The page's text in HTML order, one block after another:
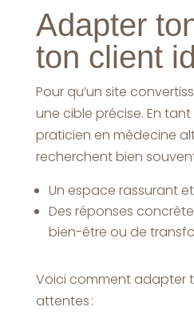
Adapter
ton client
Pour qu’un site
une cible précise. En
praticien en médecine
recherchent bien
Un espace rassurant
Des réponses
bien-être ou de
Voici comment adapter
attentes :